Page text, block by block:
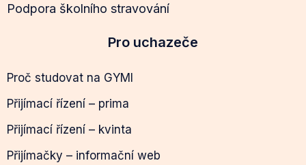
Podpora školního stravování
Pro uchazeče
Proč studovat na GYMI
Přijímací řízení – prima
Přijímací řízení – kvinta
Přijímačky – informační web